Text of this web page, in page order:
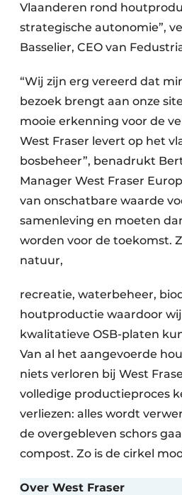
Vlaanderen rond
strategische autonomie”,
Basselier, CEO van
“Wij zijn erg vereerd dat
bezoek brengt aan onze
mooie erkenning voor de
West Fraser levert op het
bosbeheer”, benadrukt
Manager West Fraser
van onschatbare waarde
samenleving en moeten
worden voor de toekomst.
natuur,
recreatie, waterbeheer,
houtproductie waardoor
kwalitatieve OSB-platen
Van al het aangevoerde
niets verloren bij West
volledige productieproces
verliezen: alles wordt
de overgebleven schors
compost. Zo is de cirkel
Over West Fraser